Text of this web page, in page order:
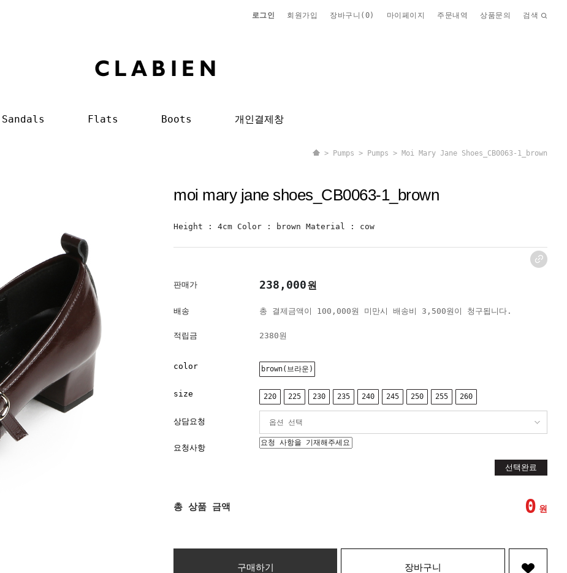
로그인 회원가입 장바구니( 0) 마이페이지 주문내역 상품문의 검색
Sandals Flats Boots 개인결제창
> Pumps > Pumps > Moi Mary Jane Shoes_CB0063-1_brown
moi mary jane shoes_CB0063-1_brown
Height : 4cm Color : brown Material : cow
판매가 238,000원
배송 총 결제금액이 100,000원 미만시 배송비 3,500원이 청구됩니다.
적립금 2380원
color brown(브라운)
size 220 225 230 235 240 245 250 255 260
상담요청
요청사항
선택완료
총 상품 금액 0 원
구매하기 장바구니